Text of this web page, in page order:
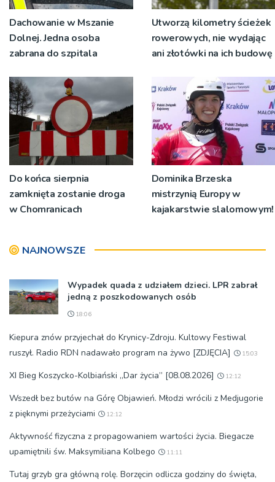
Dachowanie w Mszanie
Dolnej. Jedna osoba
zabrana do szpitala
Utworzą kilometry ścieżek
rowerowych, nie wydając
ani złotówki na ich budowę
Do końca sierpnia
zamknięta zostanie droga
w Chomranicach
Dominika Brzeska
mistrzynią Europy w
kajakarstwie slalomowym!
NAJNOWSZE
Wypadek quada z udziałem dzieci. LPR zabrał
jedną z poszkodowanych osób
18:06
Kiepura znów przyjechał do Krynicy-Zdroju. Kultowy Festiwal
ruszył. Radio RDN nadawało program na żywo [ZDJĘCIA]
15:03
XI Bieg Koszycko-Kolbiański „Dar życia” [08.08.2026] 12:12
Wszedł bez butów na Górę Objawień. Młodzi wrócili z Medjugorie
z pięknymi przeżyciami
12:12
Aktywność fizyczna z propagowaniem wartości życia. Biegacze
upamiętnili św. Maksymiliana Kolbego
11:11
Tutaj grzyb gra główną rolę. Borzęcin odlicza godziny do święta,